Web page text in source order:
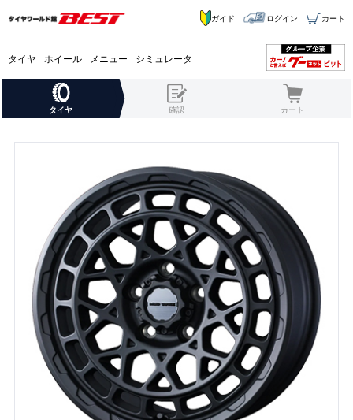
タイヤ ホイール メニュー シミュレータ
ガイド ログイン カート
タイヤ 確認 カート